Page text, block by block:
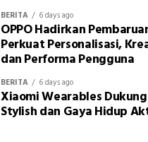
BERITA 6 days ago
OPPO Hadirkan
Perkuat Personalisasi,
dan Performa Pengguna
BERITA 6 days ago
Xiaomi Wearables
Stylish dan Gaya Hidup